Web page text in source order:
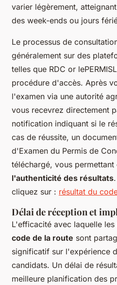
varier légèrement,
des week-ends ou jours
Le processus de
généralement sur des
telles que RDC or
procédure d'accès. Après
l'examen via une autorité
vous recevrez directement
notification indiquant si le
cas de réussite, un
d'Examen du Permis de
téléchargé, vous permettant
l'authenticité des résultats
cliquez sur : résultat du
Délai de réception et
L'efficacité avec laquelle les
code de la route sont
significatif sur l'expérience
candidats. Un délai de
meilleure planification des